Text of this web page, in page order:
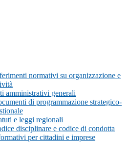
normativi su organizzazione e
amministrativi generali
di programmazione strategico-
e leggi regionali
disciplinare e codice di condotta
per cittadini e imprese